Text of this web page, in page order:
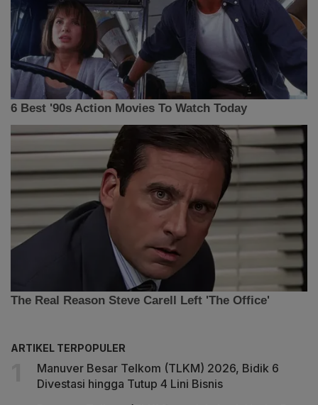
ARTIKEL TERPOPULER
Manuver Besar Telkom (TLKM) 2026, Bidik 6
Divestasi hingga Tutup 4 Lini Bisnis